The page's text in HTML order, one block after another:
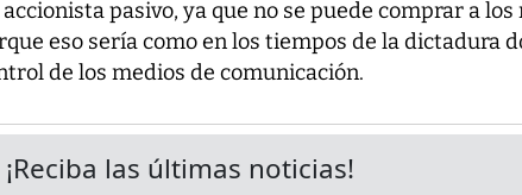
pasivo, ya que no se puede comprar a
eso sería como en los tiempos de la dictadura
de los medios de comunicación.